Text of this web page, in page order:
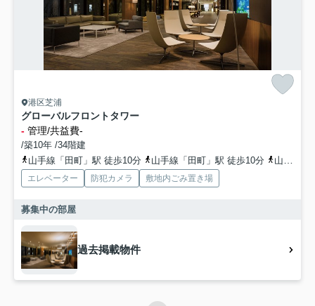
港区芝浦
グローバルフロントタワー
- 管理/共益費-
/築10年 /34階建
山手線「田町」駅 徒歩10分
山手線「田町」駅 徒歩10分 山手線「浜松町」駅 徒歩15分
エレベーター 防犯カメラ 敷地内ごみ置き場
募集中の部屋
過去掲載物件